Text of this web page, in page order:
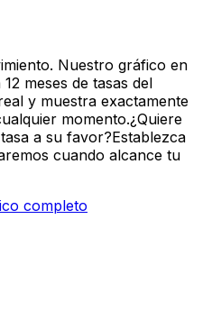
Nuestro gráfico en
meses de tasas del
y muestra exactamente
momento.¿Quiere
a su favor?Establezca
cuando alcance tu
completo